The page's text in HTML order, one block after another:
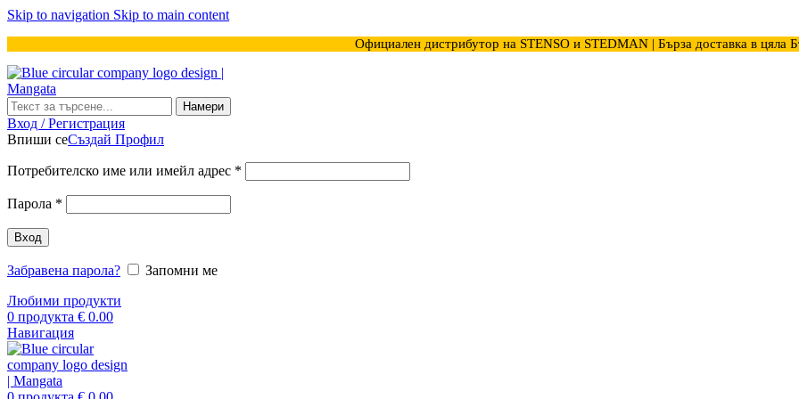
Skip to navigation Skip to main content
Официален дистрибутор на STENSO и STEDMAN | Бърза доставка в цяла
Намери
Вход / Регистрация
Впиши сеСъздай Профил
Потребителско име или имейл адрес *
Парола *
Вход
Забравена парола?
Запомни ме
Любими продукти
0 продукта € 0.00
Навигация